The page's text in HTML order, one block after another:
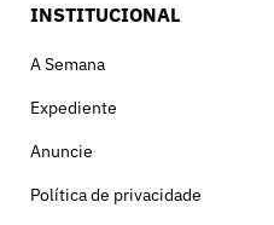
INSTITUCIONAL
A Semana
Expediente
Anuncie
Política de privacidade